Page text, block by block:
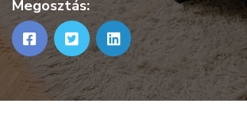
Megosztás: